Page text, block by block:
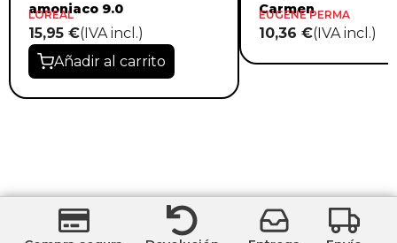
amoniaco 9.0
LOREAL
15,95 €(IVA incl.)
Añadir al carrito
Carmen
EUGENE PERMA
10,36 €(IVA incl.)